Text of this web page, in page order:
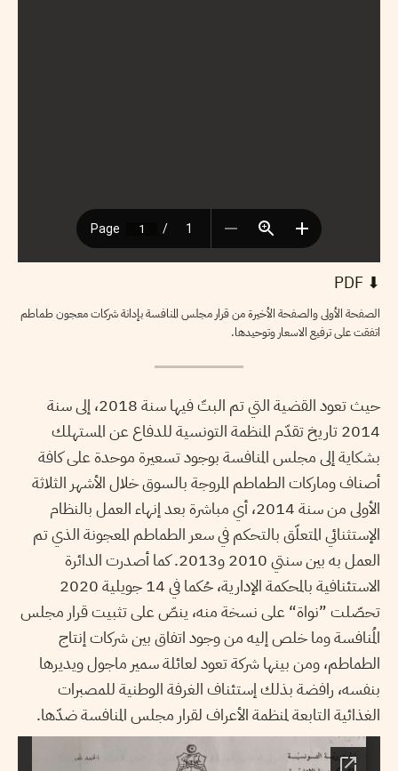
⬇︎ PDF
الصفحة الأولى والصفحة الأخيرة من قرار مجلس المنافسة بإدانة شركات معجون طماطم
اتفقت على ترفيع الاسعار وتوحيدها.
حيث تعود القضية التي تم البتّ فيها سنة 2018، إلى سنة
2014 تاريخ تقدّم المنظمة التونسية للدفاع عن المستهلك
بشكاية إلى مجلس المنافسة بوجود تسعيرة موحدة على كافة
أصناف وماركات الطماطم المروجة بالسوق خلال الأشهر الثلاثة
الأولى من سنة 2014، أي مباشرة بعد إنهاء العمل بالنظام
الإستثنائي المتعلّق بالتحكم في سعر الطماطم المعجونة الذي تم
العمل به بين سنتي 2010 و2013. كما أصدرت الدائرة
الاستئنافية بالمحكمة الإدارية، حُكما في 14 جويلية 2020
تحصّلت ”نواة“ على نسخة منه، ينصّ على تثبيت قرار مجلس
المُنافسة وما خلص إليه من وجود اتفاق بين شركات إنتاج
الطماطم، ومن بينها شركة تعود لعائلة سمير ماجول ويديرها
بنفسه، رافضة بذلك إستئناف الغرفة الوطنية للمصبرات
الغذائية التابعة لمنظمة الأعراف لقرار مجلس المنافسة ضدّها.